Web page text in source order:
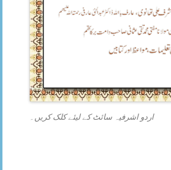
اردو اشرفیہ سائٹ کے لیئے کلک کریں۔